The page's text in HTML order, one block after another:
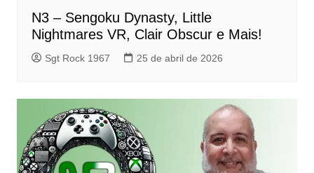
N3 – Sengoku Dynasty, Little
Nightmares VR, Clair Obscur e Mais!
Sgt Rock 1967 25 de abril de 2026